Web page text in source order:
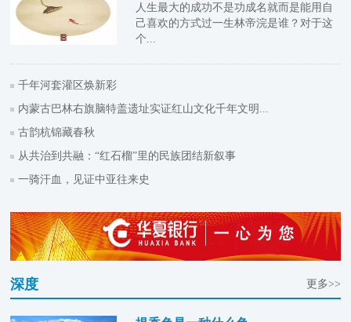
人生最大的成功不是功成名就而是能用自
己喜欢的方式过一生林帝浣是谁？对于这
个...
千年河套灌区焕新彩
内蒙古巴林右旗脑特盖遗址实证红山文化千年文明...
古韵杭锦藏春秋
从共治到共融：“红石榴”里的民族团结新叙事
一骑汗血，见证中亚往来史
深度 更多>>